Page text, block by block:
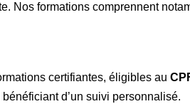
Nos formations comprennent
certifiantes, éligibles au
d’un suivi personnalisé.